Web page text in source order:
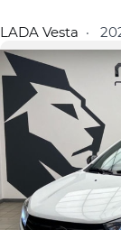
LADA Vesta ·